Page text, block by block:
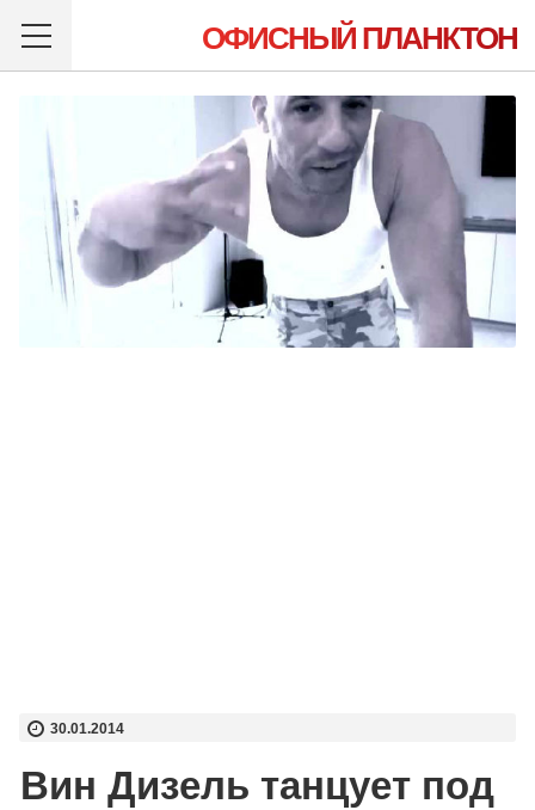
ОФИСНЫЙ ПЛАНКТОН
30.01.2014
Вин Дизель танцует под